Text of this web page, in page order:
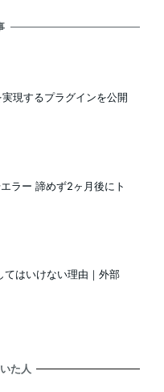
現するプラグインを公開
ラー 諦めず2ヶ月後にト
てはいけない理由｜外部
た人